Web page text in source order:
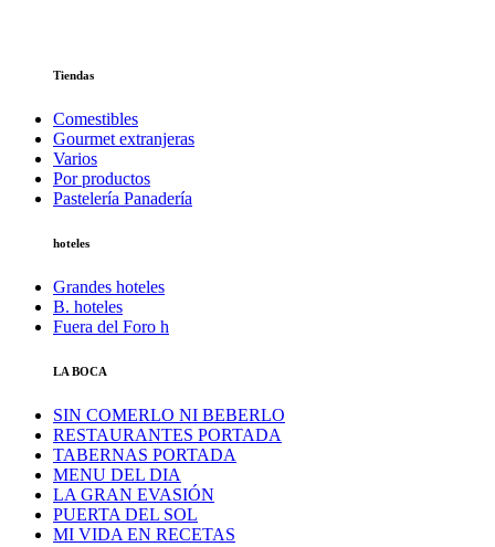
Tiendas
Comestibles
Gourmet extranjeras
Varios
Por productos
Pastelería Panadería
hoteles
Grandes hoteles
B. hoteles
Fuera del Foro h
LA BOCA
SIN COMERLO NI BEBERLO
RESTAURANTES PORTADA
TABERNAS PORTADA
MENU DEL DIA
LA GRAN EVASIÓN
PUERTA DEL SOL
MI VIDA EN RECETAS